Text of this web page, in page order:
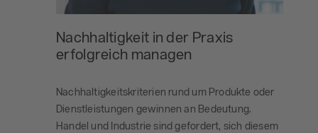
Nachhaltigkeit in der Praxis
erfolgreich managen
Nachhaltigkeitskriterien rund um Produkte oder
Dienstleistungen gewinnen an Bedeutung.
Handel und Industrie sind gefordert, sich diesem